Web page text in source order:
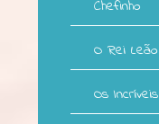
Chefinho
O Rei Leão
Os Incríveis